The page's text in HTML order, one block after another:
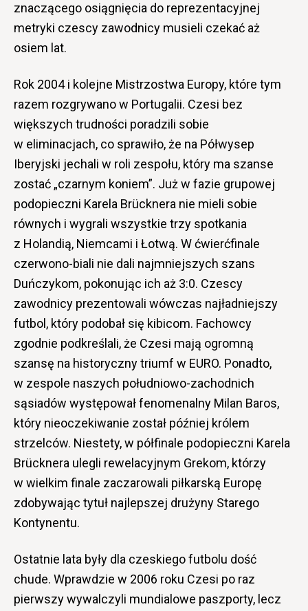
znaczącego osiągnięcia do reprezentacyjnej
metryki czescy zawodnicy musieli czekać aż
osiem lat.
Rok 2004 i kolejne Mistrzostwa Europy, które tym
razem rozgrywano w Portugalii. Czesi bez
większych trudności poradzili sobie
w eliminacjach, co sprawiło, że na Półwysep
Iberyjski jechali w roli zespołu, który ma szanse
zostać „czarnym koniem”. Już w fazie grupowej
podopieczni Karela Brücknera nie mieli sobie
równych i wygrali wszystkie trzy spotkania
z Holandią, Niemcami i Łotwą. W ćwierćfinale
czerwono-biali nie dali najmniejszych szans
Duńczykom, pokonując ich aż 3:0. Czescy
zawodnicy prezentowali wówczas najładniejszy
futbol, który podobał się kibicom. Fachowcy
zgodnie podkreślali, że Czesi mają ogromną
szansę na historyczny triumf w EURO. Ponadto,
w zespole naszych południowo-zachodnich
sąsiadów występował fenomenalny Milan Baros,
który nieoczekiwanie został później królem
strzelców. Niestety, w półfinale podopieczni Karela
Brücknera ulegli rewelacyjnym Grekom, którzy
w wielkim finale zaczarowali piłkarską Europę
zdobywając tytuł najlepszej drużyny Starego
Kontynentu.
Ostatnie lata były dla czeskiego futbolu dość
chude. Wprawdzie w 2006 roku Czesi po raz
pierwszy wywalczyli mundialowe paszporty, lecz